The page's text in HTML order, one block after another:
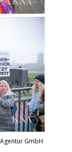
GmbH